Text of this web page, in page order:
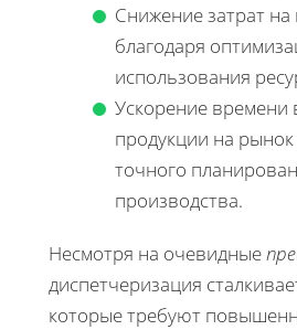
Снижение затрат
благодаря
использования
Ускорение времени
продукции на рынок
точного
производства.
Несмотря на очевидные
диспетчеризация
которые требуют